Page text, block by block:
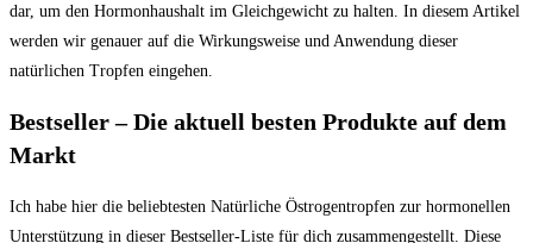
dar, um den Hormonhaushalt im Gleichgewicht zu halten. In diesem Artikel
werden wir genauer auf die Wirkungsweise und Anwendung dieser
natürlichen Tropfen eingehen.
Bestseller – Die aktuell‍ besten Produkte auf dem​
Markt
Ich habe hier‍ die beliebtesten Natürliche Östrogentropfen zur hormonellen
‌Unterstützung in dieser Bestseller-Liste für dich⁤ zusammengestellt. Diese